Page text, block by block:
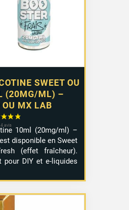
SWEET OU
(20MG/ML) –
OU MX LAB
10,99 €
10ml (20mg/ml) –
disponible en Sweet
(effet fraîcheur).
pour DIY et e-liquides